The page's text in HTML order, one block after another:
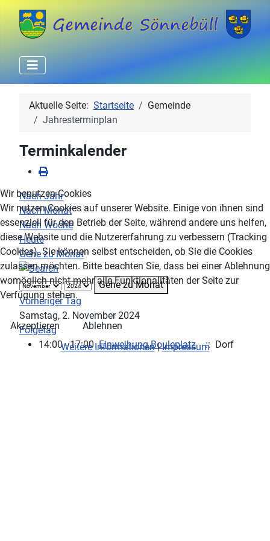
Aktuelle Seite: Startseite
Gemeinde
Jahresterminplan
Terminkalender
Nach Jahr
Nach Monat
Nach Woche
Heute
Gehe zu Monat
Gehe zu Monat
Vorheriger Tag
Samstag, 2. November 2024
Folgetag
14:00 - 17:00Einweihung Bouleplatz :: Dorf
Wir benutzen Cookies
Wir nutzen Cookies auf unserer Website. Einige von ihnen sind
essenziell für den Betrieb der Seite, während andere uns helfen,
diese Website und die Nutzererfahrung zu verbessern (Tracking
Cookies). Sie können selbst entscheiden, ob Sie die Cookies
zulassen möchten. Bitte beachten Sie, dass bei einer Ablehnung
womöglich nicht mehr alle Funktionalitäten der Seite zur
Verfügung stehen.
Akzeptieren
Ablehnen
Weitere Informationen|Impressum